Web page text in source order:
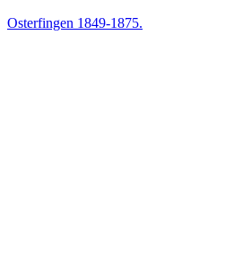
Osterfingen 1849-1875.